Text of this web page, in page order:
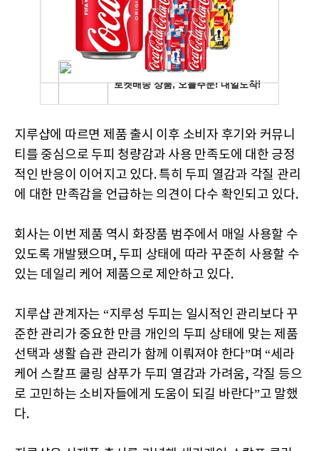
지루샵에 따르면 제품 출시 이후 소비자 후기와 커뮤니
티를 중심으로 두피 청량감과 사용 만족도에 대한 긍정
적인 반응이 이어지고 있다. 특히 두피 열감과 각질 관리
에 대한 만족감을 언급하는 의견이 다수 확인되고 있다.
회사는 이번 제품 역시 화장품 범주에서 매일 사용할 수
있도록 개발됐으며, 두피 상태에 따라 꾸준히 사용할 수
있는 데일리 케어 제품으로 제안하고 있다.
지루샵 관계자는 “지루성 두피는 일시적인 관리보다 꾸
준한 관리가 중요한 만큼 개인의 두피 상태에 맞는 제품
선택과 생활 습관 관리가 함께 이뤄져야 한다”며 “세라
케어 스칼프 쿨링 샴푸가 두피 열감과 가려움, 각질 등으
로 고민하는 소비자들에게 도움이 되길 바란다”고 말했
다.